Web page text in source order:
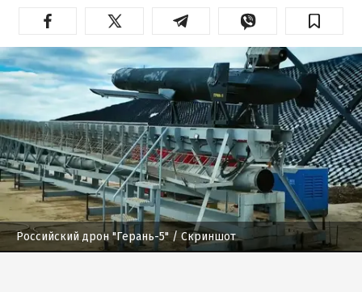
Российский дрон "Герань-5"/ Скриншот